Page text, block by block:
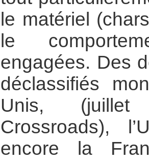
le matériel
le
engagées. Des
déclassifiés
Unis, (juillet
Crossroads),
encore la